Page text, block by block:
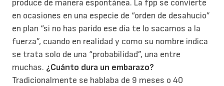
produce de manera espontánea. La fpp se convierte
en ocasiones en una especie de “orden de desahucio”
en plan “si no has parido ese día te lo sacamos a la
fuerza”, cuando en realidad y como su nombre indica
se trata solo de una “probabilidad”, una entre
muchas. ¿Cuánto dura un embarazo?
Tradicionalmente se hablaba de 9 meses o 40